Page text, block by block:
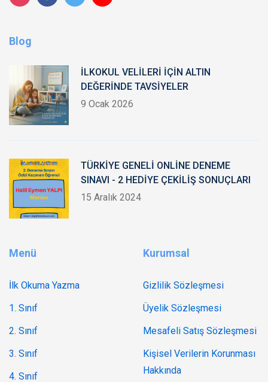
Blog
İLKOKUL VELİLERİ İÇİN ALTIN
DEĞERİNDE TAVSİYELER
9 Ocak 2026
TÜRKİYE GENELİ ONLİNE DENEME
SINAVI - 2 HEDİYE ÇEKİLİŞ SONUÇLARI
15 Aralık 2024
Menü
İlk Okuma Yazma
1. Sınıf
2. Sınıf
3. Sınıf
4. Sınıf
Kurumsal
Gizlilik Sözleşmesi
Üyelik Sözleşmesi
Mesafeli Satış Sözleşmesi
Kişisel Verilerin Korunması
Hakkında